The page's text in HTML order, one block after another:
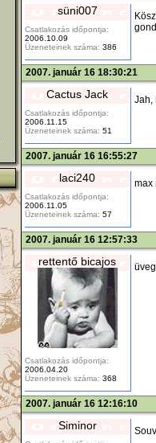
süni007
Csatlakozás időpontja:
2006.10.09
Üzeneteinek száma: 386
2007. január 16 18:30:21
Cactus Jack
Csatlakozás időpontja:
2006.11.15
Üzeneteinek száma: 51
Jah,
2007. január 16 16:55:27
laci240
Csatlakozás időpontja:
2006.11.05
Üzeneteinek száma: 57
max
2007. január 16 12:57:33
rettentő bicajos
Csatlakozás időpontja:
2006.04.20
Üzeneteinek száma: 368
2007. január 16 12:16:10
Siminor